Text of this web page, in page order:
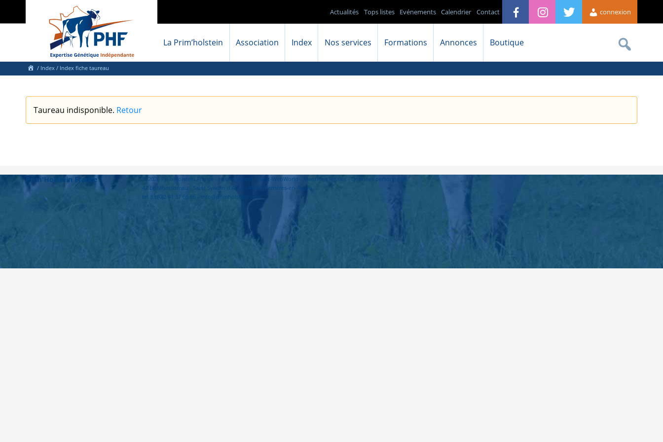
connexion
Contact
Calendrier
Evénements
Tops listes
Actualités
La Prim’holstein Association Index Nos services Formations Annonces Boutique
/ Index / Index fiche taureau
Taureau indisponible. Retour
Prim'Holstein France © 2026 Prim'Holstein France - Hébergement : West-WebWorld - Mentions légales- Données personnelles
42 Le Montsoreau - Saint Sylvain d'Anjou 49480 Verrières-en-Anjou
tel 33 (0)2 41 37 66 66 - info@primholstein.com